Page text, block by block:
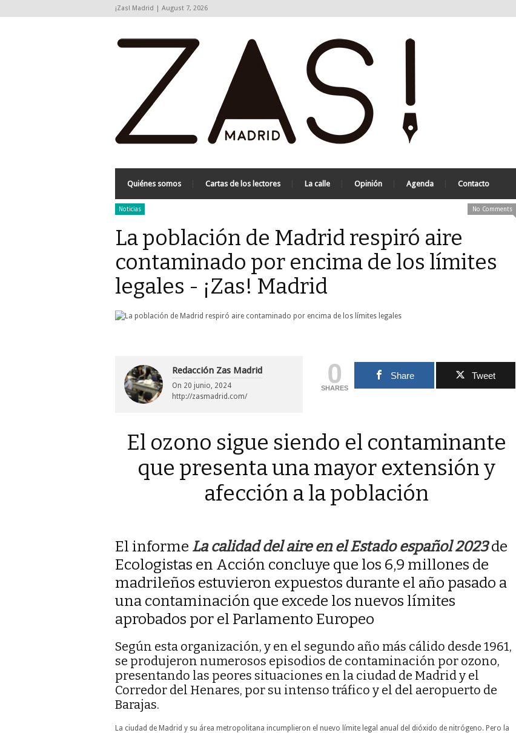
¡Zas! Madrid | August 7, 2026
Quiénes somos Cartas de los lectores La calle Opinión Agenda Contacto
Noticias No Comments
La población de Madrid respiró aire
contaminado por encima de los límites
legales - ¡Zas! Madrid
Redacción Zas Madrid
On 20 junio, 2024
http://zasmadrid.com/
0
SHARES
Share Tweet
El ozono sigue siendo el contaminante
que presenta una mayor extensión y
afección a la población
El informe La calidad del aire en el Estado español 2023de
Ecologistas en Acción concluye que los 6,9 millones de
madrileños estuvieron expuestos durante el año pasado a
una contaminación que excede los nuevos límites
aprobados por el Parlamento Europeo
Según esta organización, y en el segundo año más cálido desde 1961,
se produjeron numerosos episodios de contaminación por ozono,
presentando las peores situaciones en la ciudad de Madrid y el
Corredor del Henares, por su intenso tráfico y el del aeropuerto de
Barajas.
La ciudad de Madrid y su área metropolitana incumplieron el nuevo límite legal anual del dióxido de nitrógeno. Pero la